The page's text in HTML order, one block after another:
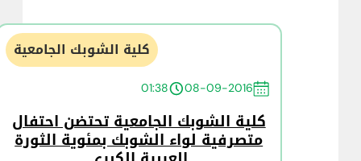
كلية الشوبك الجامعية
08-09-2016
01:38
كلية الشوبك الجامعية تحتضن احتفال
متصرفية لواء الشوبك بمئوية الثورة